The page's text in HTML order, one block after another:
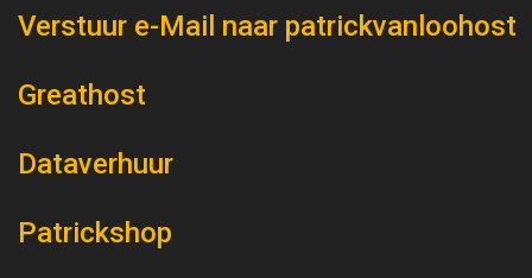
Verstuur e-Mail naar patrickvanloohost
Greathost
Dataverhuur
Patrickshop